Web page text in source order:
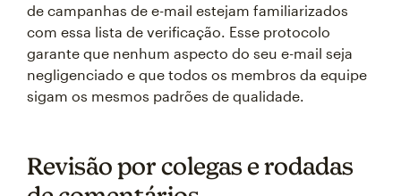
de campanhas de e-mail estejam familiarizados
com essa lista de verificação. Esse protocolo
garante que nenhum aspecto do seu e-mail seja
negligenciado e que todos os membros da equipe
sigam os mesmos padrões de qualidade.
Revisão por colegas e rodadas